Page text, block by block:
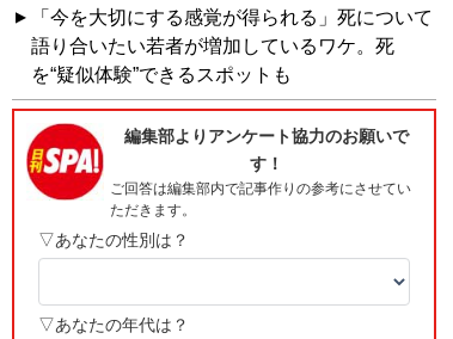
「今を大切にする感覚が得られる」死について
語り合いたい若者が増加しているワケ。死
を“疑似体験”できるスポットも